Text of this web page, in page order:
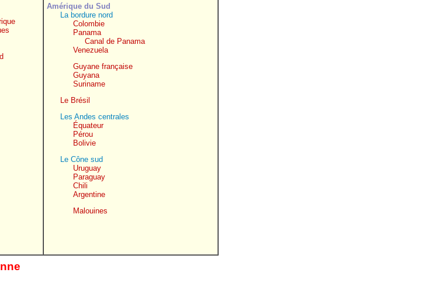
Amérique du Sud
La bordure nord
Colombie
Panama
Canal de Panama
Venezuela
Guyane française
Guyana
Suriname
Le Brésil
Les Andes centrales
Équateur
Pérou
Bolivie
Le Cône sud
Uruguay
Paraguay
Chili
Argentine
Malouines